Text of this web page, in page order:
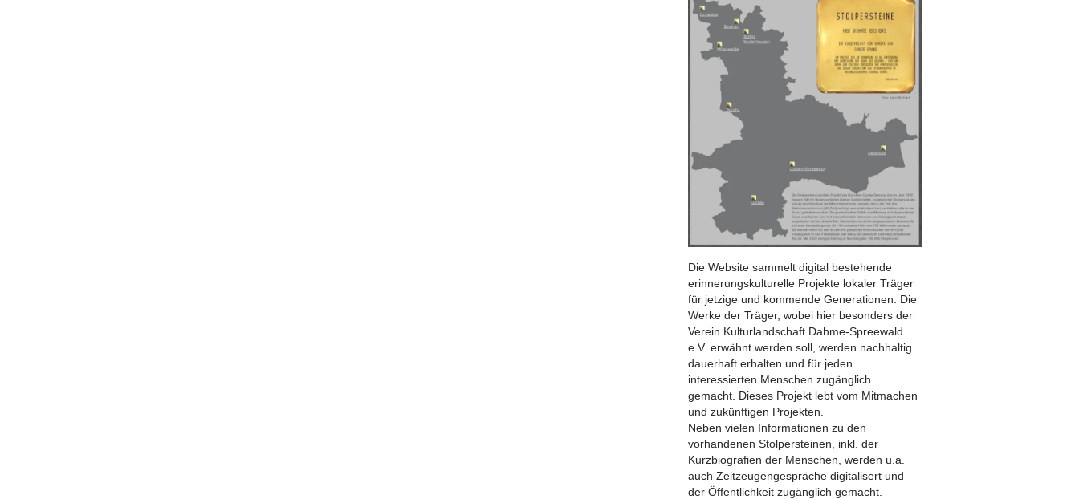
Die Website sammelt digital bestehende
erinnerungskulturelle Projekte lokaler Träger
für jetzige und kommende Generationen. Die
Werke der Träger, wobei hier besonders der
Verein Kulturlandschaft Dahme-Spreewald
e.V. erwähnt werden soll, werden nachhaltig
dauerhaft erhalten und für jeden
interessierten Menschen zugänglich
gemacht. Dieses Projekt lebt vom Mitmachen
und zukünftigen Projekten.
Neben vielen Informationen zu den
vorhandenen Stolpersteinen, inkl. der
Kurzbiografien der Menschen, werden u.a.
auch Zeitzeugengespräche digitalisert und
der Öffentlichkeit zugänglich gemacht.